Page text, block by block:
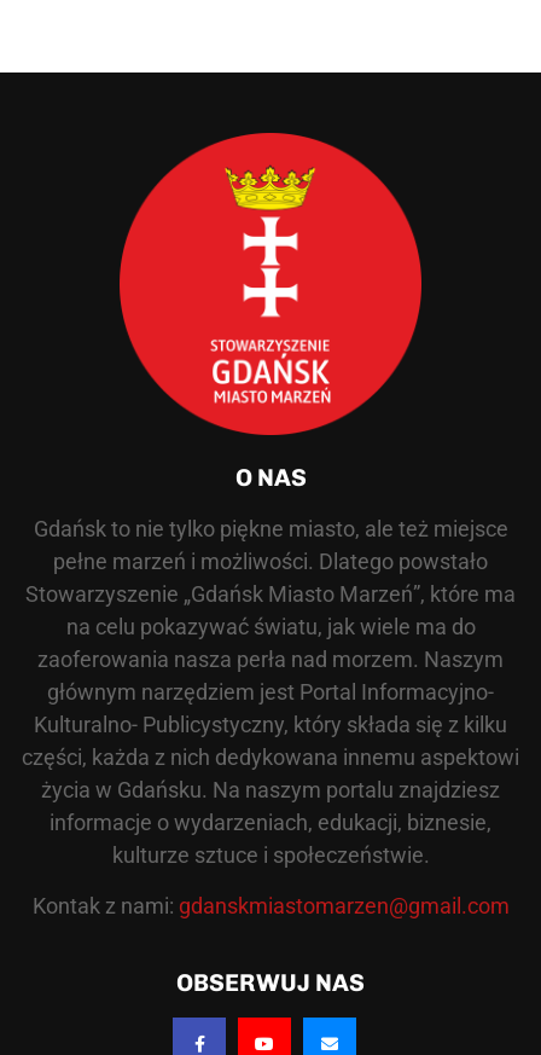
O NAS
Gdańsk to nie tylko piękne miasto, ale też miejsce
pełne marzeń i możliwości. Dlatego powstało
Stowarzyszenie „Gdańsk Miasto Marzeń”, które ma
na celu pokazywać światu, jak wiele ma do
zaoferowania nasza perła nad morzem. Naszym
głównym narzędziem jest Portal Informacyjno-
Kulturalno- Publicystyczny, który składa się z kilku
części, każda z nich dedykowana innemu aspektowi
życia w Gdańsku. Na naszym portalu znajdziesz
informacje o wydarzeniach, edukacji, biznesie,
kulturze sztuce i społeczeństwie.
Kontak z nami: gdanskmiastomarzen@gmail.com
OBSERWUJ NAS